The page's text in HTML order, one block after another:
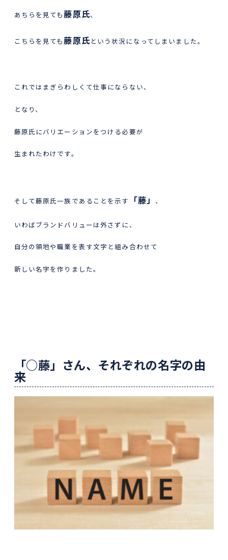
あちらを見ても藤原氏、
こちらを見ても藤原氏 という状況になってしまいました。
これではまぎらわしくて仕事にならない、
となり、
藤原氏にバリエーションをつける必要が
生まれたわけです。
そして藤原氏一族であることを示す 「藤」 、
いわばブランドバリューは外さずに、
自分の領地や職業を表す文字と組み合わせて
新しい名字を作りました。
「○藤」さん、それぞれの名字の由
来